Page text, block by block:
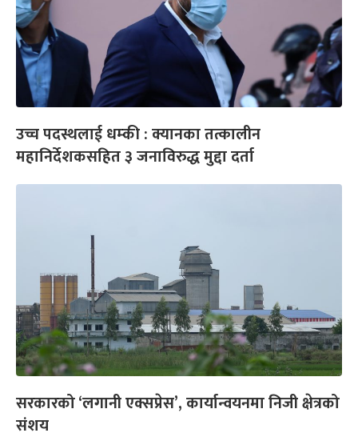
उच्च पदस्थलाई धम्की : क्यानका तत्कालीन
महानिर्देशकसहित ३ जनाविरुद्ध मुद्दा दर्ता
सरकारको ‘लगानी एक्सप्रेस’, कार्यान्वयनमा निजी क्षेत्रको
संशय